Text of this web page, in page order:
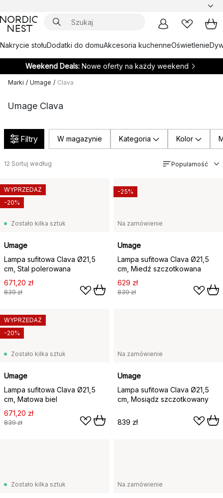
Nakrycie stołuDodatki do domuAkcesoria kuchenneOświetlenie
Weekend Deals: Nowe oferty na każdy weekend
Marki / Umage / Clava
Umage Clava
Filtry W magazynie Kategoria Kolor
12 Sortuj według Popularność
Zostało kilka sztuk
Umage
Lampa sufitowa Clava Ø21,5
cm, Stal polerowana
671,20 zł
839 zł
WYPRZEDAŻ
-20%
Na zamówienie
Umage
Lampa sufitowa Clava Ø21,5
cm, Miedź szczotkowana
629 zł
839 zł
-25%
Zostało kilka sztuk
Umage
Lampa sufitowa Clava Ø21,5
cm, Matowa biel
671,20 zł
839 zł
WYPRZEDAŻ
-20%
Na zamówienie
Umage
Lampa sufitowa Clava Ø21,5
cm, Mosiądz szczotkowany
839 zł
Zostało kilka sztuk Na zamówienie